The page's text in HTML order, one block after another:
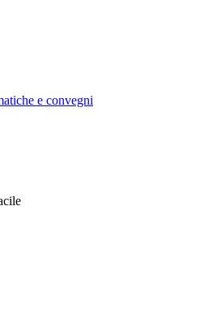
e convegni